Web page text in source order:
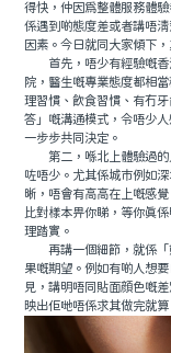
得快，仲因爲整體服務體
係遇到啲態度差或者講唔
因素。今日就同大家傾下
首先，唔少有經驗嘅香
院，醫生嘅專業態度都相
理習慣、飲食習慣、有冇
答」嘅溝通模式，令唔少
一步步共同決定。
第二，喺北上體驗過的
咗唔少。尤其係城市例如
晰，唔會有高高在上嘅感
比對樣本畀你睇，等你真
理踏實。
再講一個細節，就係「
果嘅期望。例如有啲人想
見，講明唔同貼面顔色嘅
映出佢哋唔係求其做完就